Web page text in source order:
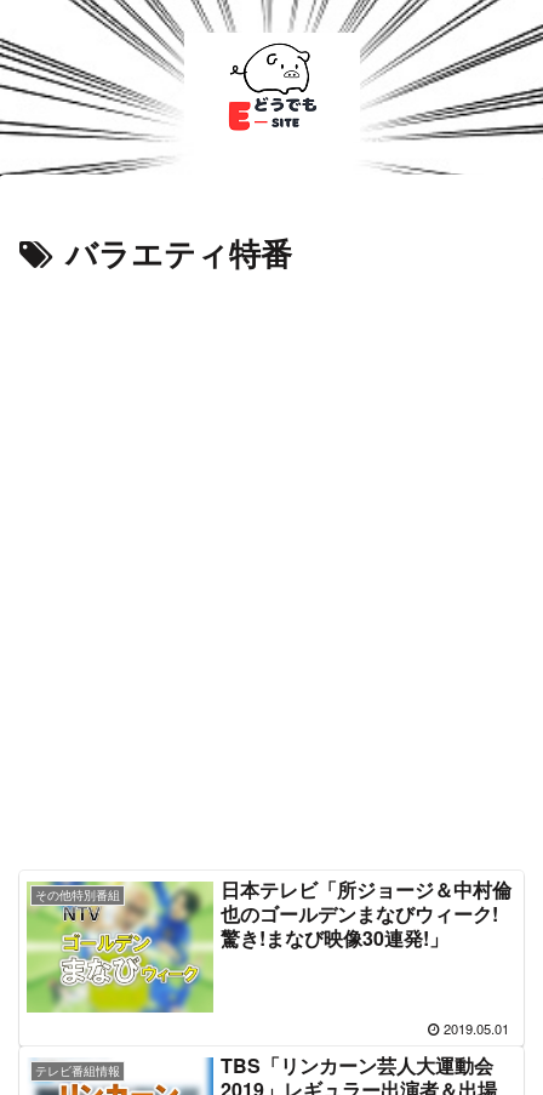
バラエティ特番
その他特別番組
日本テレビ「所ジョージ＆中村倫
也のゴールデンまなびウィーク!
驚き!まなび映像30連発!」
2019.05.01
テレビ番組情報
TBS「リンカーン芸人大運動会